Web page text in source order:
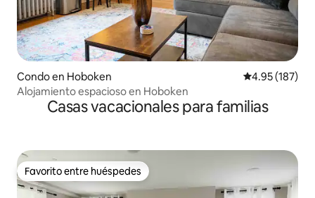
Condo en Hoboken Calificación
4.95 (187)
Alojamiento espacioso en Hoboken
Casas vacacionales para familias
Favorito entre huéspedes
Favorito entre huéspedes